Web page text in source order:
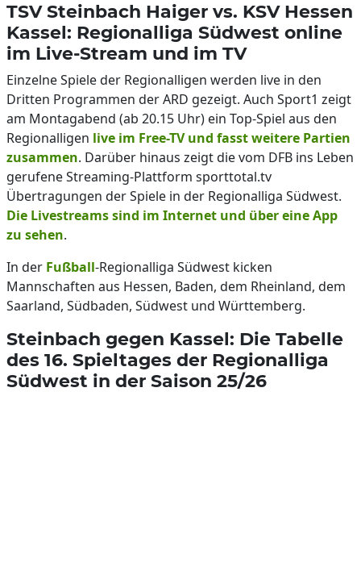
TSV Steinbach Haiger vs. KSV Hessen
Kassel: Regionalliga Südwest online
im Live-Stream und im TV
Einzelne Spiele der Regionalligen werden live in den
Dritten Programmen der ARD gezeigt. Auch Sport1 zeigt
am Montagabend (ab 20.15 Uhr) ein Top-Spiel aus den
Regionalligen live im Free-TV und fasst weitere Partien
zusammen. Darüber hinaus zeigt die vom DFB ins Leben
gerufene Streaming-Plattform sporttotal.tv
Übertragungen der Spiele in der Regionalliga Südwest.
Die Livestreams sind im Internet und über eine App
zu sehen.
In der Fußball-Regionalliga Südwest kicken
Mannschaften aus Hessen, Baden, dem Rheinland, dem
Saarland, Südbaden, Südwest und Württemberg.
Steinbach gegen Kassel: Die Tabelle
des 16. Spieltages der Regionalliga
Südwest in der Saison 25/26